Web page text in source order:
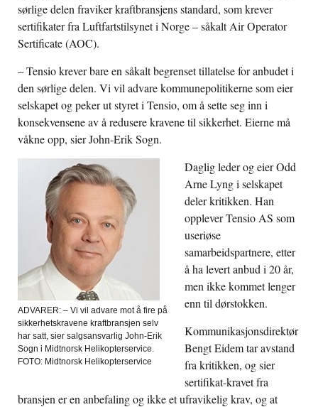
sørlige delen fraviker kraftbransjens standard, som krever
sertifikater fra Luftfartstilsynet i Norge – såkalt Air Operator
Sertificate (AOC).
– Tensio krever bare en såkalt begrenset tillatelse for anbudet i
den sørlige delen. Vi vil advare kommunepolitikerne som eier
selskapet og peker ut styret i Tensio, om å sette seg inn i
konsekvensene av å redusere kravene til sikkerhet. Eierne må
våkne opp, sier John-Erik Sogn.
ADVARER: – Vi vil advare mot å fire på
sikkerhetskravene kraftbransjen selv
har satt, sier salgsansvarlig John-Erik
Sogn i Midtnorsk Helikopterservice.
FOTO: Midtnorsk Helikopterservice
Daglig leder og eier Odd
Arne Lyng i selskapet
deler kritikken. Han
opplever Tensio AS som
useriøse
samarbeidspartnere, etter
å ha levert anbud i 20 år,
men ikke kommet lenger
enn til dørstokken.
Kommunikasjonsdirektør
Bengt Eidem tar avstand
fra kritikken, og sier
sertifikat-kravet fra
bransjen er en anbefaling og ikke et ufravikelig krav, og at